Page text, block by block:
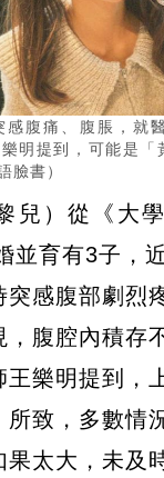
感腹痛、腹脹，就
明提到，可能是「
臉書）
兒）從《大
並育有3子，
突感腹部劇烈
，腹腔內積存
王樂明提到，
所致，多數情
果太大，未及